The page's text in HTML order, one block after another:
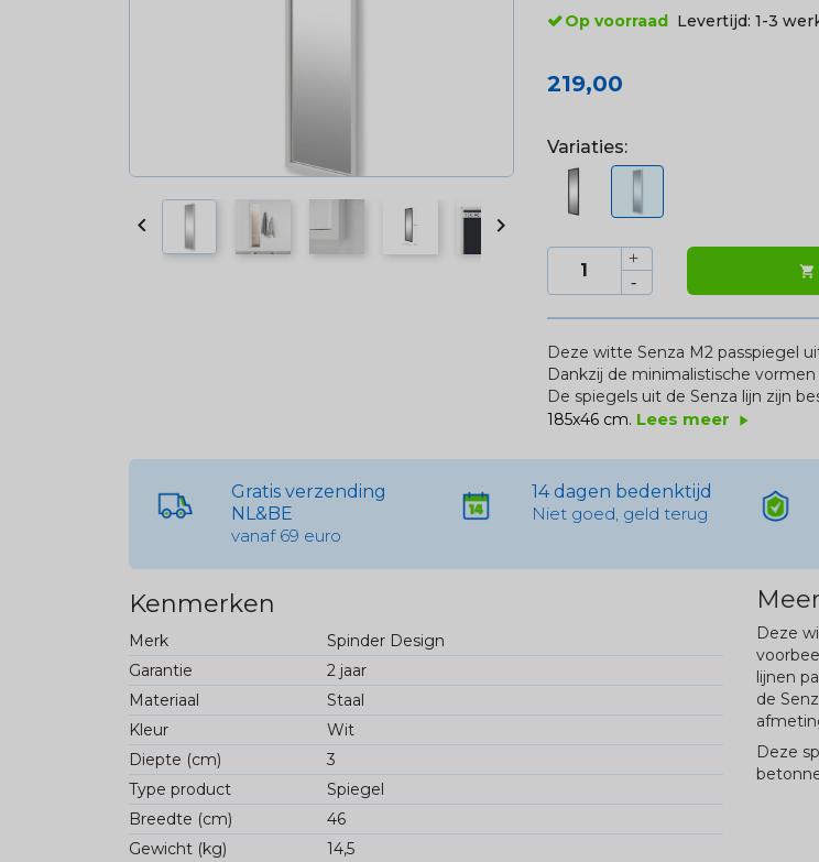
 
Op voorraad Levertijd: 1-3
219,00
Variaties:

Deze witte Senza M2 passpiegel
Dankzij de minimalistische
De spiegels uit de Senza lijn zijn
185x46 cm. Lees meer play_arrow
Gratis verzending
NL&BE
vanaf 69 euro
14 dagen bedenktijd
Niet goed, geld terug
Kenmerken
Merk
Spinder Design
Garantie
2 jaar
Materiaal
Staal
Kleur
Wit
Diepte (cm)
3
Type product
Spiegel
Breedte (cm)
46
Gewicht (kg)
14,5
Deze
lijnen
de
Deze